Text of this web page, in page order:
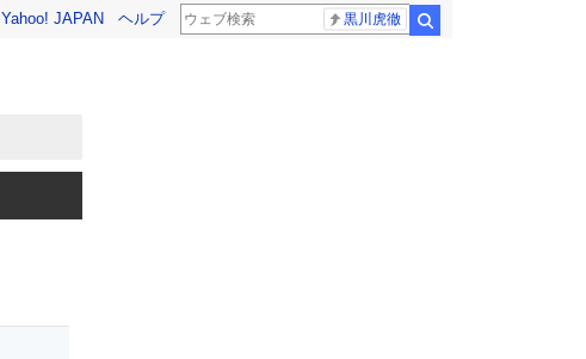
Yahoo! JAPAN ヘルプ 黒川虎徹